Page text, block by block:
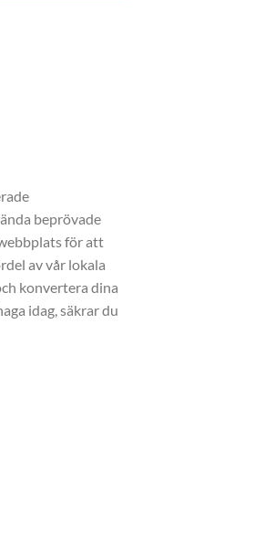
beprövade
för att
av vår lokala
konvertera dina
idag, säkrar du